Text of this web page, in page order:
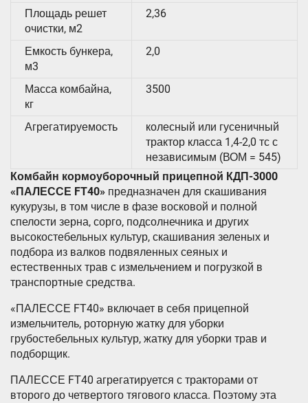
Площадь решет
очистки, м2
2,36
Емкость бункера,
м3
2,0
Масса комбайна,
кг
3500
Агрегатируемость
колесный или гусеничный
трактор класса 1,4-2,0 тс с
независимым (ВОМ = 545)
Комбайн кормоуборочный прицепной КДП-3000
«ПАЛЕССЕ FT40» предназначен для скашивания
кукурузы, в том числе в фазе восковой и полной
спелости зерна, сорго, подсолнечника и других
высокостебельных культур, скашивания зеленых и
подбора из валков подвяленных сеяных и
естественных трав с измельчением и погрузкой в
транспортные средства.
«ПАЛЕССЕ FT40» включает в себя прицепной
измельчитель, роторную жатку для уборки
грубостебельных культур, жатку для уборки трав и
подборщик.
ПАЛЕССЕ FТ40 агрегатируется с тракторами от
второго до четвертого тягового класса. Поэтому эта